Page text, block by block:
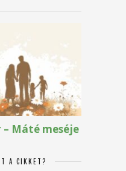
A CIKKET?